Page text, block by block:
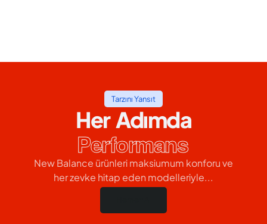
Tarzını Yansıt
Her Adımda
Performans
New Balance ürünleri maksiumum konforu ve
her zevke hitap eden modelleriyle...